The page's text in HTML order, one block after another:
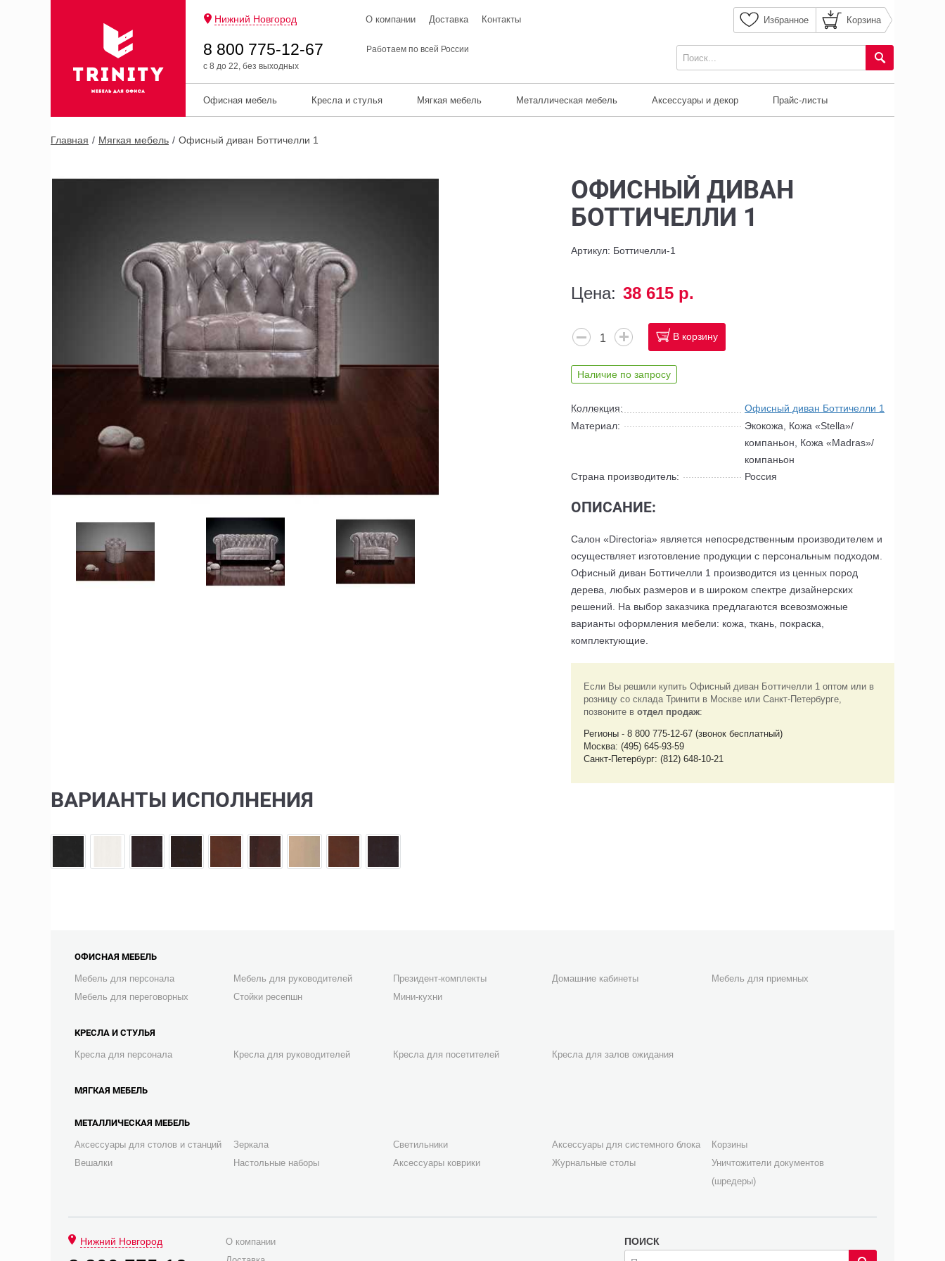
Нижний Новгород О компании Доставка Контакты Избранное Корзина
8 800 775-12-67
с 8 до 22, без выходных
Работаем по всей России
Офисная мебель Кресла и стулья Мягкая мебель Металлическая мебель Аксессуары и декор Прайс-листы
Главная Мягкая мебель Офисный диван Боттичелли 1
ОФИСНЫЙ ДИВАН
БОТТИЧЕЛЛИ 1
Артикул: Боттичелли-1
Цена: 38 615 р.
В корзину
Наличие по запросу
Коллекция:
Офисный диван Боттичелли 1
Материал:
Экокожа, Кожа «Stella»/
компаньон, Кожа «Madras»/
компаньон
Страна производитель:
Россия
ОПИСАНИЕ:
Салон «Directoria» является непосредственным производителем и
осуществляет изготовление продукции с персональным подходом.
Офисный диван Боттичелли 1 производится из ценных пород
дерева, любых размеров и в широком спектре дизайнерских
решений. На выбор заказчика предлагаются всевозможные
варианты оформления мебели: кожа, ткань, покраска,
комплектующие.
Если Вы решили купить Офисный диван Боттичелли 1 оптом или в
розницу со склада Тринити в Москве или Санкт-Петербурге,
позвоните в отдел продаж:
Регионы - 8 800 775-12-67 (звонок бесплатный)
Москва: (495) 645-93-59
Санкт-Петербург: (812) 648-10-21
ВАРИАНТЫ ИСПОЛНЕНИЯ
ОФИСНАЯ МЕБЕЛЬ
Мебель для персонала Мебель для руководителей Президент-комплекты Домашние кабинеты
Мебель для приемных
Мебель для переговорных
Стойки ресепшн Мини-кухни
КРЕСЛА И СТУЛЬЯ
Кресла для персонала Кресла для руководителей Кресла для посетителей Кресла для залов ожидания
МЯГКАЯ МЕБЕЛЬ
МЕТАЛЛИЧЕСКАЯ МЕБЕЛЬ
Аксессуары для столов и станций Зеркала Светильники Аксессуары для системного блока
Корзины
Вешалки
Настольные наборы Аксессуары коврики Журнальные столы
Уничтожители документов
(шредеры)
Нижний Новгород
О компании
ПОИСК